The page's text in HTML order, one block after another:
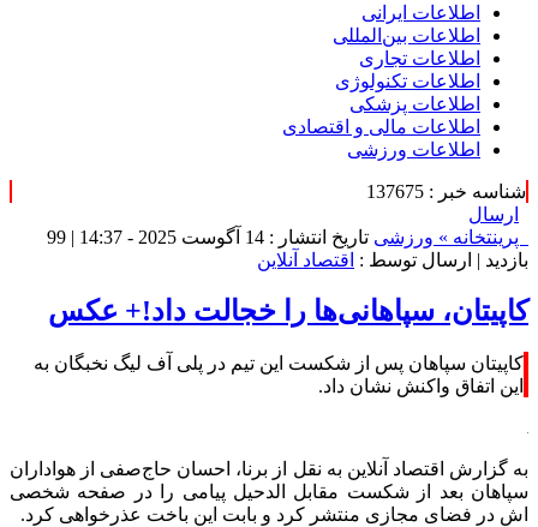
اطلاعات‌ ‎ایرانی
اطلاعات بین‌المللی
اطلاعات تجاری
اطلاعات تکنولوژی
اطلاعات پزشکی
اطلاعات مالی و اقتصادی
اطلاعات ورزشی
شناسه خبر : 137675
ارسال
پرینتخانه » ورزشی تاریخ انتشار : 14 آگوست 2025 - 14:37 |
99
بازدید | ارسال توسط : اقتصاد آنلاین
کاپیتان، سپاهانی‌ها را خجالت داد!+ عکس
کاپیتان سپاهان پس از شکست این تیم در پلی آف لیگ نخبگان به
این اتفاق واکنش نشان داد.
به گزارش اقتصاد آنلاین به نقل از برنا، احسان حاج‌صفی از هواداران
سپاهان بعد از شکست مقابل الدحیل پیامی را در صفحه شخصی
اش در فضای مجازی منتشر کرد و بابت این باخت عذرخواهی کرد.